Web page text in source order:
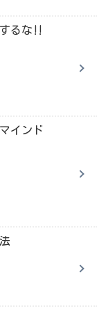
るな‼
インド